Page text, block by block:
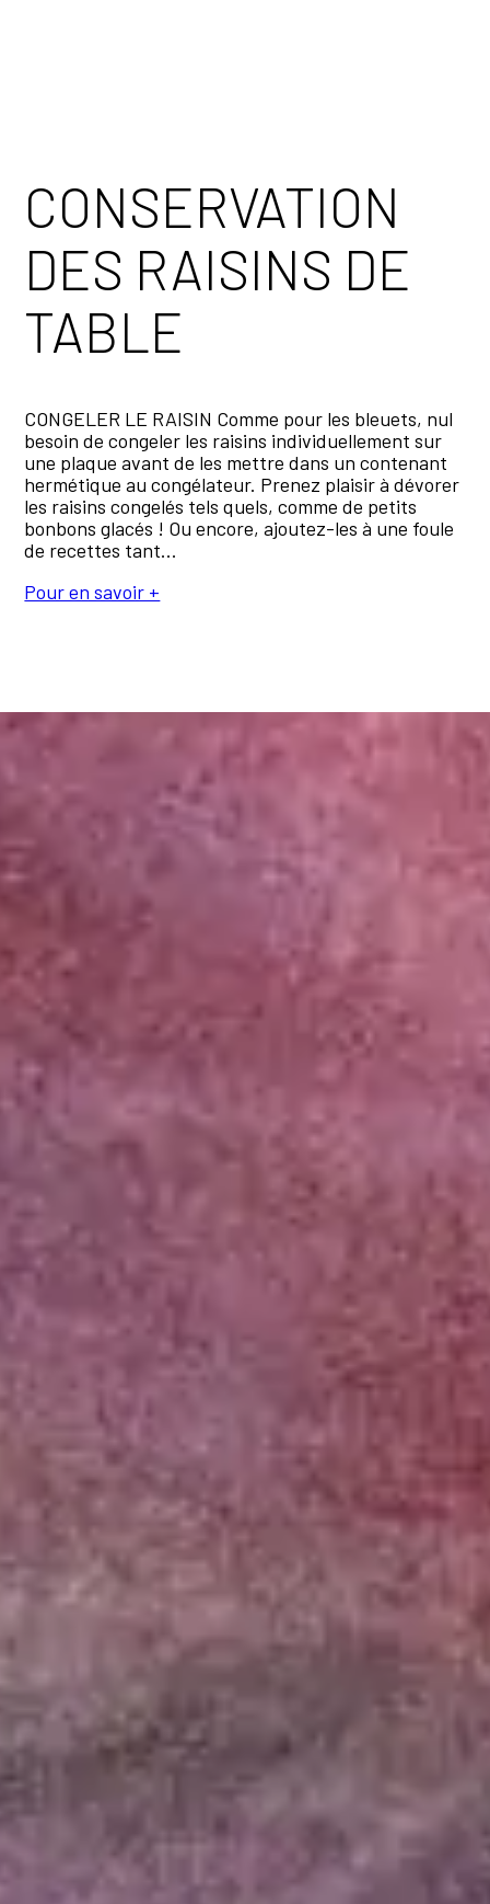
CONSERVATION
DES RAISINS DE
TABLE
CONGELER LE RAISIN Comme pour les bleuets, nul
besoin de congeler les raisins individuellement sur
une plaque avant de les mettre dans un contenant
hermétique au congélateur. Prenez plaisir à dévorer
les raisins congelés tels quels, comme de petits
bonbons glacés ! Ou encore, ajoutez-les à une foule
de recettes tant...
Pour en savoir +